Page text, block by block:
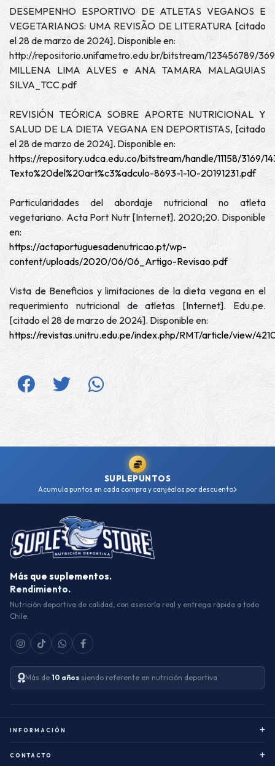
DESEMPENHO ESPORTIVO DE ATLETAS VEGANOS E
VEGETARIANOS: UMA REVISÃO DE LITERATURA [citado
el 28 de marzo de 2024]. Disponible en:
http://repositorio.unifametro.edu.br/bitstream/123456789/
MILLENA LIMA ALVES e ANA TAMARA MALAQUIAS
SILVA_TCC.pdf
REVISIÓN TEÓRICA SOBRE APORTE NUTRICIONAL Y
SALUD DE LA DIETA VEGANA EN DEPORTISTAS, [citado
el 28 de marzo de 2024]. Disponible en:
https://repository.udca.edu.co/bitstream/handle/11158/3169/
Texto%20del%20art%c3%adculo-8693-1-10-20191231.pdf
Particularidades del abordaje nutricional no atleta
vegetariano. Acta Port Nutr [Internet]. 2020;20. Disponible
en:
https://actaportuguesadenutricao.pt/wp-
content/uploads/2020/06/06_Artigo-Revisao.pdf
Vista de Beneficios y limitaciones de la dieta vegana en el
requerimiento nutricional de atletas [Internet]. Edu.pe.
[citado el 28 de marzo de 2024]. Disponible en:
https://revistas.unitru.edu.pe/index.php/RMT/article/view/
SUPLEPUNTOS
Acumula puntos en cada compra y canjéalos por descuento
Más que suplementos.
Rendimiento.
Nutrición deportiva de calidad, con asesoría real y entrega rápida a todo
Chile.
Más de 10 años siendo referente en nutrición deportiva
INFORMACIÓN +
Providencia
CONTACTO +